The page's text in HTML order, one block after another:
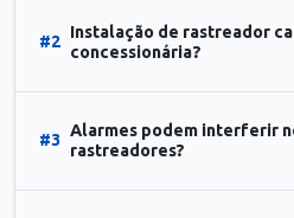
#2
Instalação de rastreador
concessionária?
#3
Alarmes podem interferir
rastreadores?